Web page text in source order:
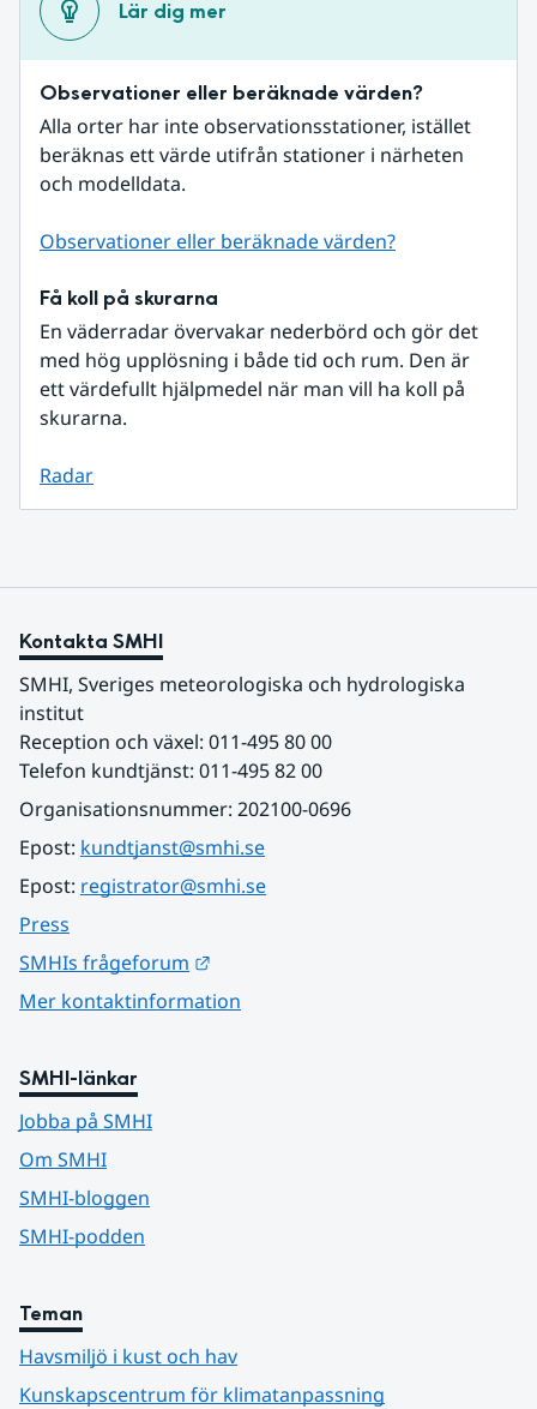
Lär dig mer
Observationer eller beräknade värden?
Alla orter har inte observationsstationer, istället
beräknas ett värde utifrån stationer i närheten
och modelldata.
Observationer eller beräknade värden?
Få koll på skurarna
En väderradar övervakar nederbörd och gör det
med hög upplösning i både tid och rum. Den är
ett värdefullt hjälpmedel när man vill ha koll på
skurarna.
Radar
Kontakta SMHI
SMHI, Sveriges meteorologiska och hydrologiska
institut
Reception och växel: 011-495 80 00
Telefon kundtjänst: 011-495 82 00
Organisationsnummer: 202100-0696
Epost: kundtjanst@smhi.se
Epost: registrator@smhi.se
Press
SMHIs frågeforum
Mer kontaktinformation
SMHI-länkar
Jobba på SMHI
Om SMHI
SMHI-bloggen
SMHI-podden
Teman
Havsmiljö i kust och hav
Kunskapscentrum för klimatanpassning